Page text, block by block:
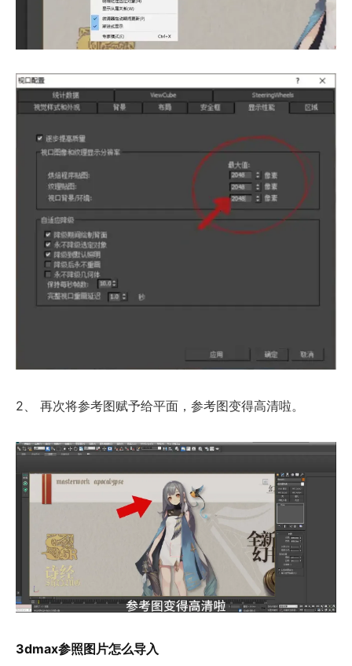
2、 再次将参考图赋予给平面，参考图变得高清啦。
3dmax参照图片怎么导入